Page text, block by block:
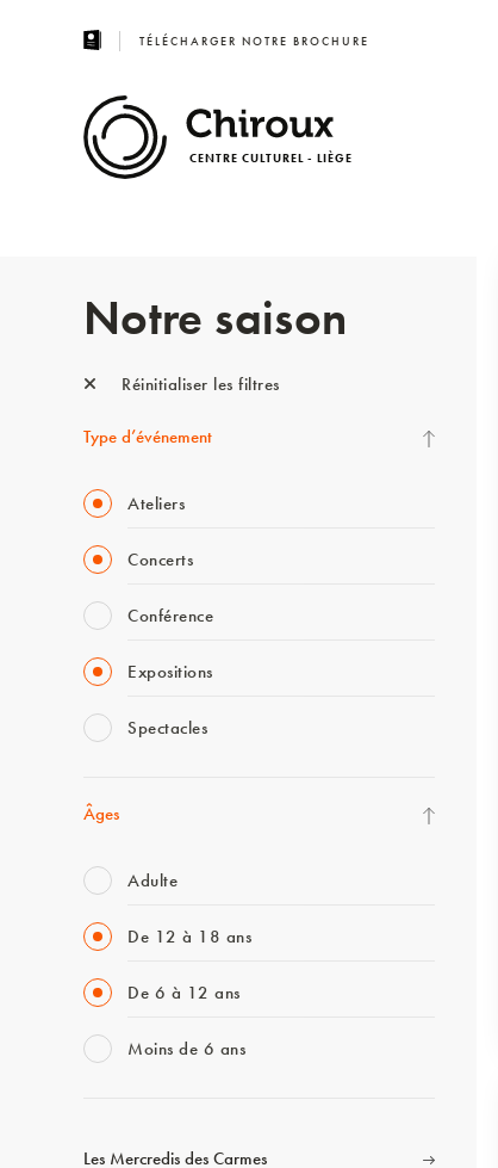
TÉLÉCHARGER NOTRE BROCHURE
CENTRE CULTUREL - LIÈGE
Notre saison
Réinitialiser les filtres
Type d’événement
Ateliers
Concerts
Conférence
Expositions
Spectacles
Âges
Adulte
De 12 à 18 ans
De 6 à 12 ans
Moins de 6 ans
Les Mercredis des Carmes